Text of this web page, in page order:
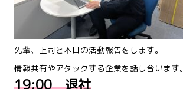
先輩、上司と本日の活動報告をします。
情報共有やアタックする企業を話し合います。
19:00 退社